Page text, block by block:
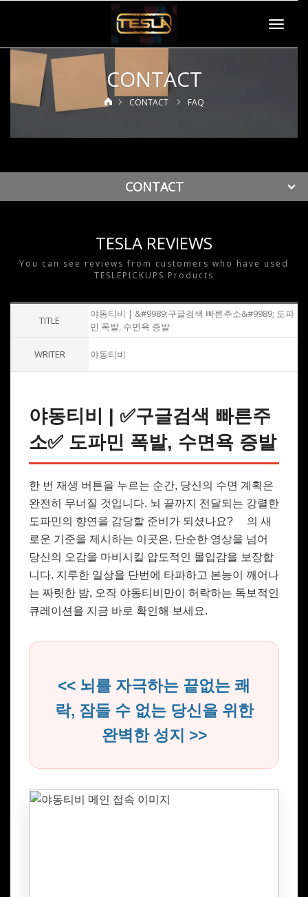
Toggle
CONTACT
CONTACT FAQ
CONTACT
TESLA REVIEWS
You can see reviews from customers who have used
TESLEPICKUPS Products
TITLE
야동티비 | &#9989;구글검색 빠른주소&#9989; 도파
민 폭발, 수면욕 증발
WRITER 야동티비
야동티비 | ✅구글검색 빠른주
소✅ 도파민 폭발, 수면욕 증발
한 번 재생 버튼을 누르는 순간, 당신의 수면 계획은
완전히 무너질 것입니다. 뇌 끝까지 전달되는 강렬한
도파민의 향연을 감당할 준비가 되셨나요?
의 새
로운 기준을 제시하는 이곳은, 단순한 영상을 넘어
당신의 오감을 마비시킬 압도적인 몰입감을 보장합
니다. 지루한 일상을 단번에 타파하고 본능이 깨어나
는 짜릿한 밤, 오직 야동티비만이 허락하는 독보적인
큐레이션을 지금 바로 확인해 보세요.
<< 뇌를 자극하는 끝없는 쾌
락, 잠들 수 없는 당신을 위한
완벽한 성지 >>